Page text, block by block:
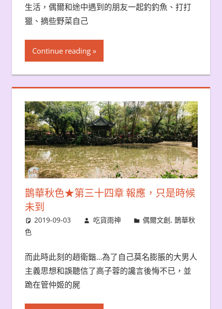
生活，偶爾和途中遇到的朋友一起釣釣魚、打打
獵、摘些野菜自己
Continue reading
鵲華秋色★第三十四章 報應，只是時候
未到
2019-09-03 吃貨雨神 偶爾文創,鵲華秋
色
而此時此刻的趙衛鍇…為了自己莫名膨脹的大男人
主義思想和誤聽信了高子蓉的讒言後悔不已，並
跪在管仲姬的屍